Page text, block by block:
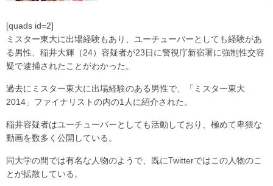
[quads id=2]
ミスター東大に出場経験もあり、ユーチューバーとしても経験があ
る男性、稲井大輝（24）容疑者が23日に警視庁新宿署に強制性交容
疑で逮捕されたことがわかった。
過去にミスター東大に出場経験のある男性で、「ミスター東大
2014」ファイナリストの内の1人に紹介された。
稲井容疑者はユーチューバーとしても活動しており、極めて卑猥な
動画を数多く公開している。
同大学の間では有名な人物のようで、既にTwitterではこの人物のこ
とが拡散している。